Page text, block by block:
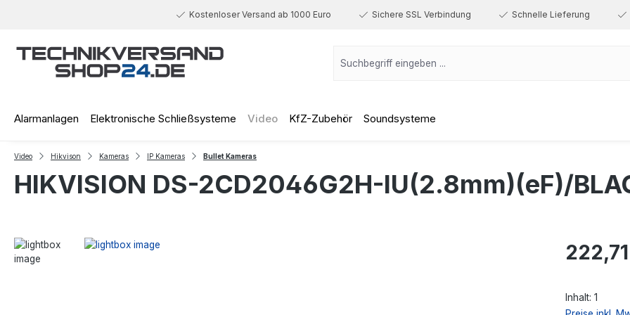
Kostenloser Versand ab 1000 Euro Sichere SSL Verbindung Schnelle Lieferung
Alarmanlagen Elektronische Schließsysteme Video KfZ-Zubehör Soundsysteme
Video Hikvison Kameras IP Kameras Bullet Kameras
HIKVISION DS-2CD2046G2H-IU(2.8mm)(eF)/
Regulärer Preis:
Inhalt: 1